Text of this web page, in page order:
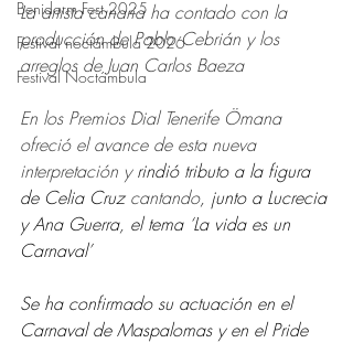
Benidorm Fest 2025
Festival noctámbula 2026
Festival Noctámbula
La artista canaria ha contado con la
producción de Pablo Cebrián y los
arreglos de Juan Carlos Baeza
En los Premios Dial Tenerife Ömana
ofreció el avance de esta nueva
interpretación y rindió tributo a la figura
de Celia Cruz cantando, junto a Lucrecia
y Ana Guerra, el tema ‘La vida es un
Carnaval’
Se ha confirmado su actuación en el
Carnaval de Maspalomas y en el Pride